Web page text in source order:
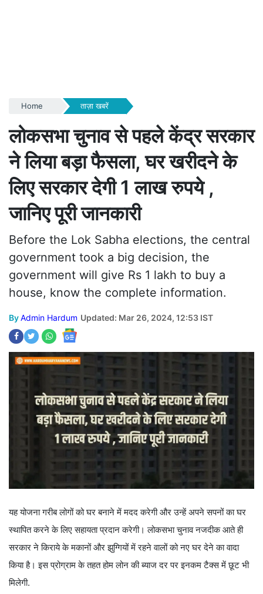
Home ताज़ा खबरें
लोकसभा चुनाव से पहले केंद्र सरकार
ने लिया बड़ा फैसला, घर खरीदने के
लिए सरकार देगी 1 लाख रुपये ,
जानिए पूरी जानकारी
Before the Lok Sabha elections, the central
government took a big decision, the
government will give Rs 1 lakh to buy a
house, know the complete information.
ByAdmin Hardum Updated: Mar 26, 2024, 12:53 IST
यह योजना गरीब लोगों को घर बनाने में मदद करेगी और उन्हें अपने सपनों का घर
स्थापित करने के लिए सहायता प्रदान करेगी। लोकसभा चुनाव नजदीक आते ही
सरकार ने किराये के मकानों और झुग्गियों में रहने वालों को नए घर देने का वादा
किया है। इस प्रोग्राम के तहत होम लोन की ब्याज दर पर इनकम टैक्स में छूट भी
मिलेगी.